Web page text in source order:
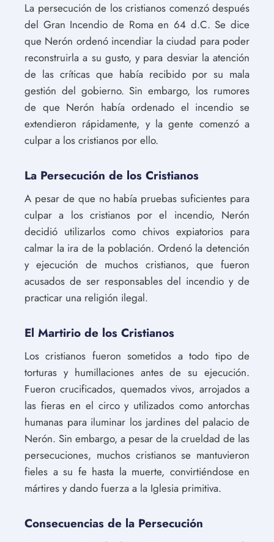
La persecución de los cristianos comenzó después
del Gran Incendio de Roma en 64 d.C. Se dice
que Nerón ordenó incendiar la ciudad para poder
reconstruirla a su gusto, y para desviar la atención
de las críticas que había recibido por su mala
gestión del gobierno. Sin embargo, los rumores
de que Nerón había ordenado el incendio se
extendieron rápidamente, y la gente comenzó a
culpar a los cristianos por ello.
La Persecución de los Cristianos
A pesar de que no había pruebas suficientes para
culpar a los cristianos por el incendio, Nerón
decidió utilizarlos como chivos expiatorios para
calmar la ira de la población. Ordenó la detención
y ejecución de muchos cristianos, que fueron
acusados de ser responsables del incendio y de
practicar una religión ilegal.
El Martirio de los Cristianos
Los cristianos fueron sometidos a todo tipo de
torturas y humillaciones antes de su ejecución.
Fueron crucificados, quemados vivos, arrojados a
las fieras en el circo y utilizados como antorchas
humanas para iluminar los jardines del palacio de
Nerón. Sin embargo, a pesar de la crueldad de las
persecuciones, muchos cristianos se mantuvieron
fieles a su fe hasta la muerte, convirtiéndose en
mártires y dando fuerza a la Iglesia primitiva.
Consecuencias de la Persecución